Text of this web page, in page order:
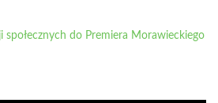
społecznych do Premiera Morawieckiego